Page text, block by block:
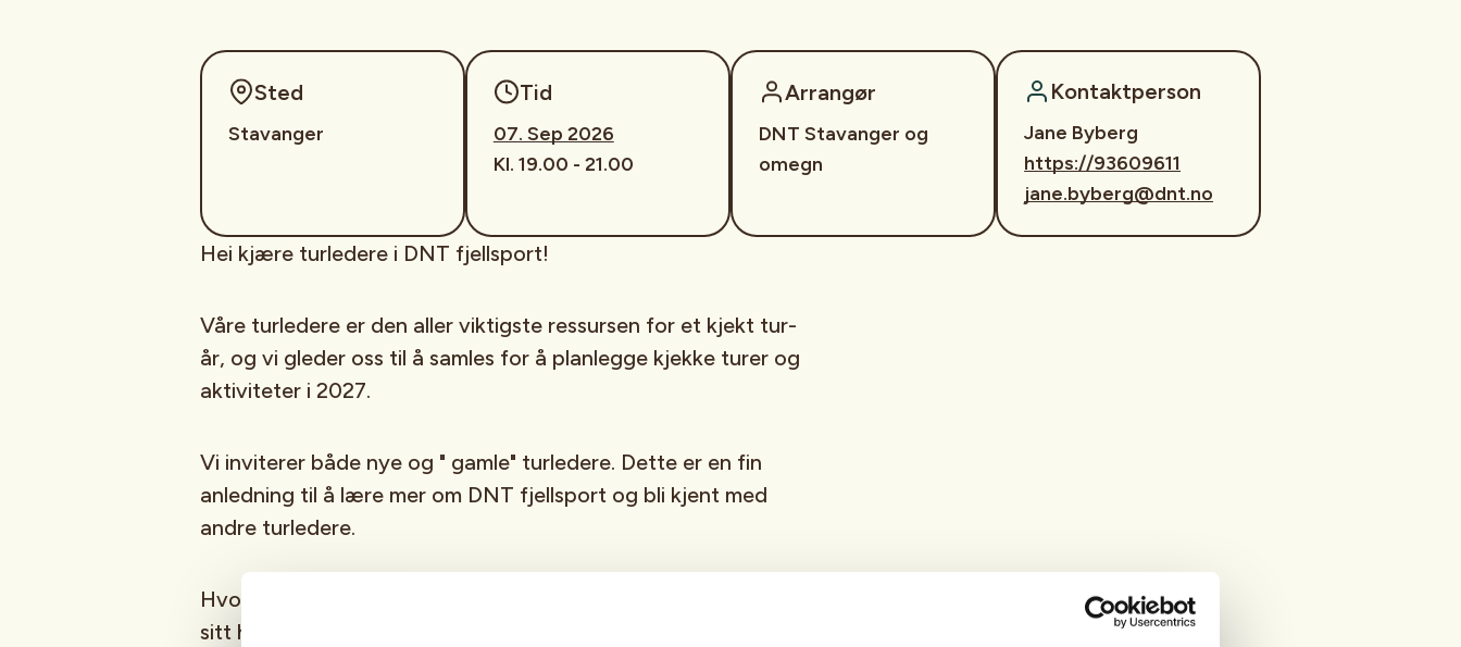
Sted
Stavanger
Tid
07. Sep 2026
Kl. 19.00 - 21.00
Arrangør
DNT Stavanger og
omegn
Kontaktperson
Jane Byberg
https://93609611
jane.byberg@dnt.no
Hei kjære turledere i DNT fjellsport!
Våre turledere er den aller viktigste ressursen for et kjekt tur-
år, og vi gleder oss til å samles for å planlegge kjekke turer og
aktiviteter i 2027.
Vi inviterer både nye og " gamle" turledere. Dette er en fin
anledning til å lære mer om DNT fjellsport og bli kjent med
andre turledere.
Hvor: Klostersalen, Olav Vs. gate 18, 4005 Stavanger (STF
sitt hvite hus)